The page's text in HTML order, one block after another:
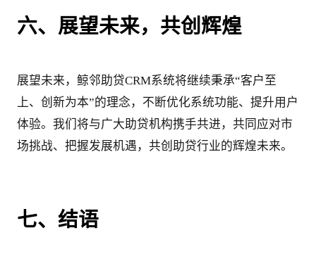
六、展望未来，共创辉煌
展望未来，鲸邻助贷CRM系统将继续秉承“客户至
上、创新为本”的理念，不断优化系统功能、提升用户
体验。我们将与广大助贷机构携手共进，共同应对市
场挑战、把握发展机遇，共创助贷行业的辉煌未来。
七、结语